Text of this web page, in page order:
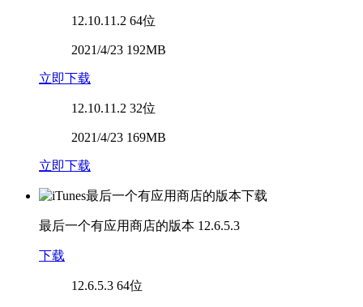
12.10.11.2 64位
2021/4/23 192MB
立即下载
12.10.11.2 32位
2021/4/23 169MB
立即下载
最后一个有应用商店的版本 12.6.5.3
下载
12.6.5.3 64位